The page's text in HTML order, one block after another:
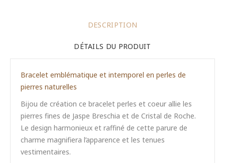
DESCRIPTION
DÉTAILS DU PRODUIT
Bracelet emblématique et intemporel en perles de
pierres naturelles
Bijou de création ce bracelet perles et coeur allie les
pierres fines de Jaspe Breschia et de Cristal de Roche.
Le design harmonieux et raffiné de cette parure de
charme magnifiera l’apparence et les tenues
vestimentaires.